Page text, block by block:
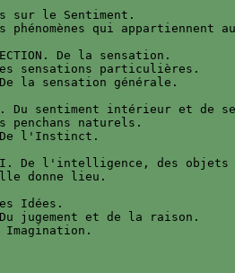
sur le Sentiment.
phénomènes qui appartiennent
De la sensation.
sensations particulières.
la sensation générale.
Du sentiment intérieur et de
penchans naturels.
De l'Instinct.
III. De l'intelligence, des
donne lieu.
Idées.
jugement et de la raison.